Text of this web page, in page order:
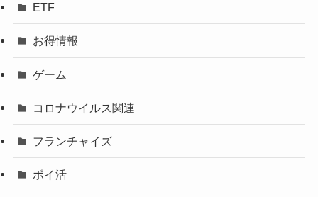
ETF
お得情報
ゲーム
コロナウイルス関連
フランチャイズ
ポイ活